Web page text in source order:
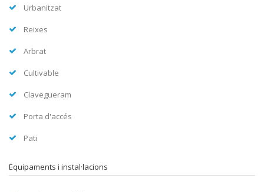
Urbanitzat
Reixes
Arbrat
Cultivable
Clavegueram
Porta d'accés
Pati
Equipaments i instal·lacions